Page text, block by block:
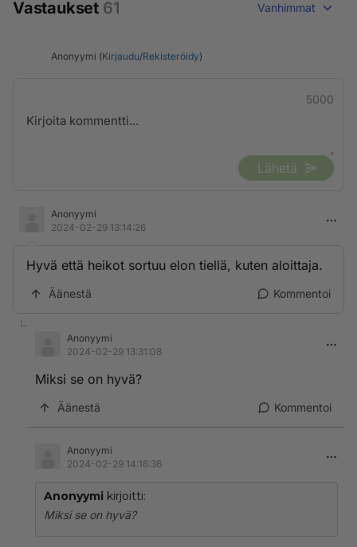
Vastaukset 61 Vanhimmat
Anonyymi (Kirjaudu/Rekisteröidy)
5000
Lähetä
Anonyymi
2024-02-29 13:14:26
Hyvä että heikot sortuu elon tiellä, kuten aloittaja.
Äänestä Kommentoi
Anonyymi
2024-02-29 13:31:08
Miksi se on hyvä?
Äänestä Kommentoi
Anonyymi
2024-02-29 14:16:36
Anonyymi kirjoitti:
Miksi se on hyvä?